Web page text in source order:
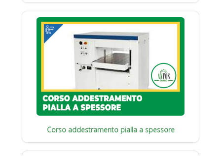
Corso addestramento pialla a spessore